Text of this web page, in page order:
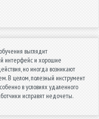
выглядит
интерфейс и хорошие
но иногда возникают
В целом, полезный инструмент
в условиях удаленного
исправят недочеты.